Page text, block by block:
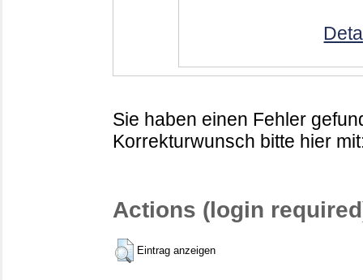
Sie haben einen Fehler
Korrekturwunsch bitte hier
Actions (login
Eintrag anzeigen